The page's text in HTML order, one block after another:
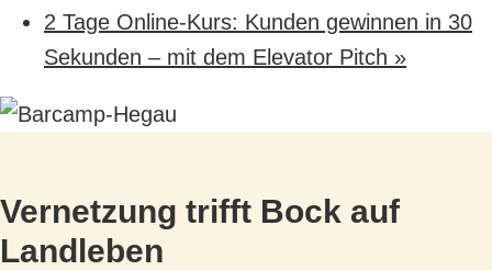
2 Tage Online-Kurs: Kunden gewinnen in 30
Sekunden – mit dem Elevator Pitch »
Vernetzung trifft Bock auf
Landleben